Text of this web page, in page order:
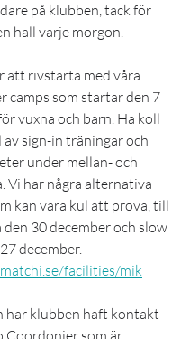
på klubben, tack för
hall varje morgon.
att rivstarta med våra
camps som startar den 7
vuxna och barn. Ha koll
sign-in träningar och
under mellan- och
Vi har några alternativa
kan vara kul att prova, till
den 30 december och slow
december.
facilities/mik
har klubben haft kontakt